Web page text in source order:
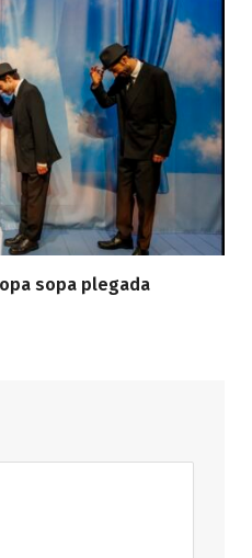
sopa plegada